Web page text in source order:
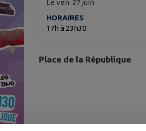
Le ven. 27 juin
HORAIRES
17h à 23h30
Place de la République